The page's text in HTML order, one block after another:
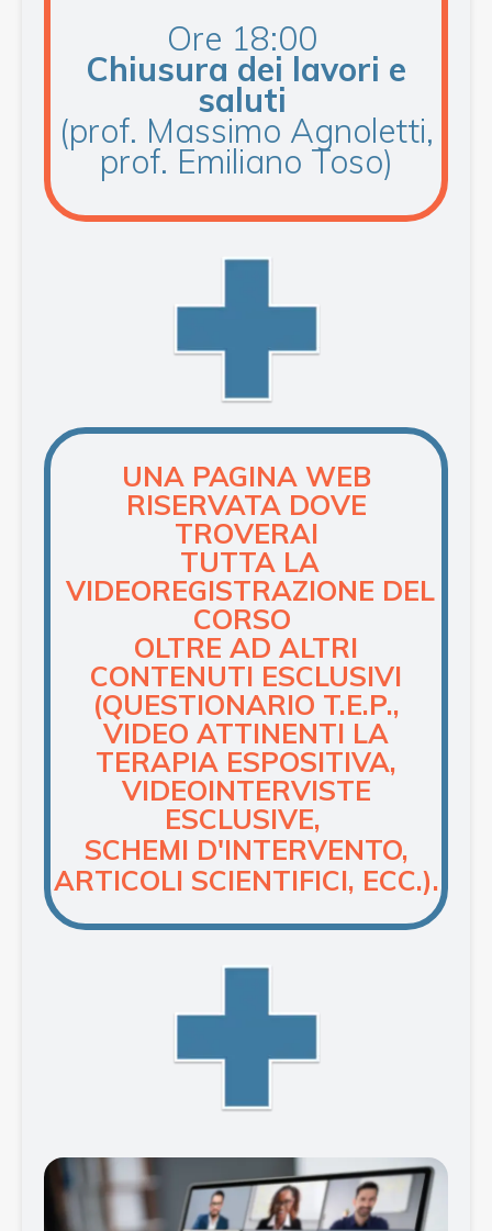
Ore 18:00
Chiusura dei lavori e
saluti
(prof. Massimo Agnoletti,
prof. Emiliano Toso)
UNA PAGINA WEB
RISERVATA DOVE
TROVERAI
TUTTA LA
VIDEOREGISTRAZIONE DEL
CORSO
OLTRE AD ALTRI
CONTENUTI ESCLUSIVI
(QUESTIONARIO T.E.P.,
VIDEO ATTINENTI LA
TERAPIA ESPOSITIVA,
VIDEOINTERVISTE
ESCLUSIVE,
SCHEMI D'INTERVENTO,
ARTICOLI SCIENTIFICI, ECC.).